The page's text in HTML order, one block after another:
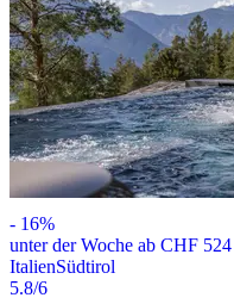
- 16%
unter der Woche ab CHF 524
ItalienSüdtirol
5.8/6